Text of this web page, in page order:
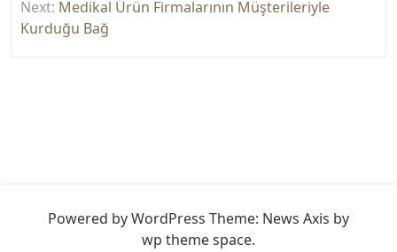
Next: Medikal Ürün Firmalarının Müşterileriyle
Kurduğu Bağ
Powered by WordPress Theme: News Axis by
wp theme space.